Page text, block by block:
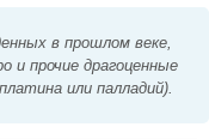
в прошлом веке,
и прочие драгоценные
или палладий).